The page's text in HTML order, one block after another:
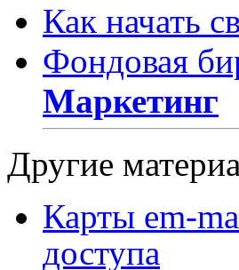
Как начать
Фондовая
Маркетинг
Другие
Карты em-
доступа